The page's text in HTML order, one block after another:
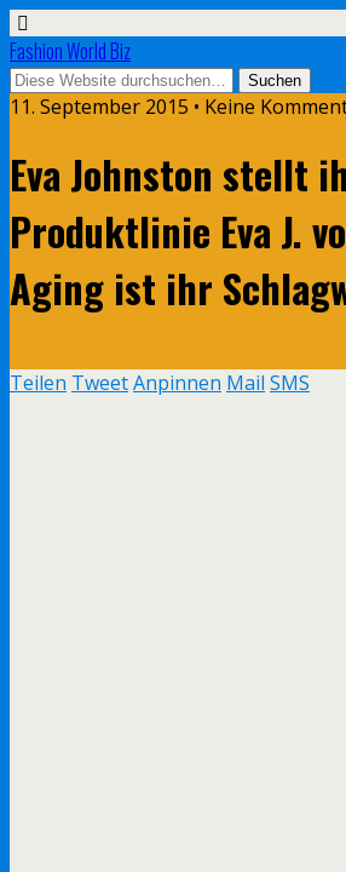
Fashion World Biz
11. September 2015 • Keine
Eva Johnston stellt
Produktlinie Eva J.
Aging ist ihr
Teilen TweetAnpinnen Mail SMS